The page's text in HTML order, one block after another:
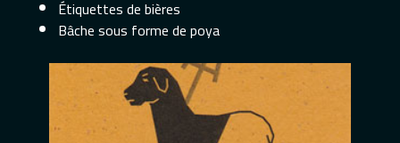
Étiquettes de bières
Bâche sous forme de poya